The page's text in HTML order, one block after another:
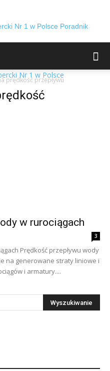
Poradnik
prędkość przepływu
w rurociągach
3
Prędkość przepływu wody
na generowane straty liniowe i
i armatury....